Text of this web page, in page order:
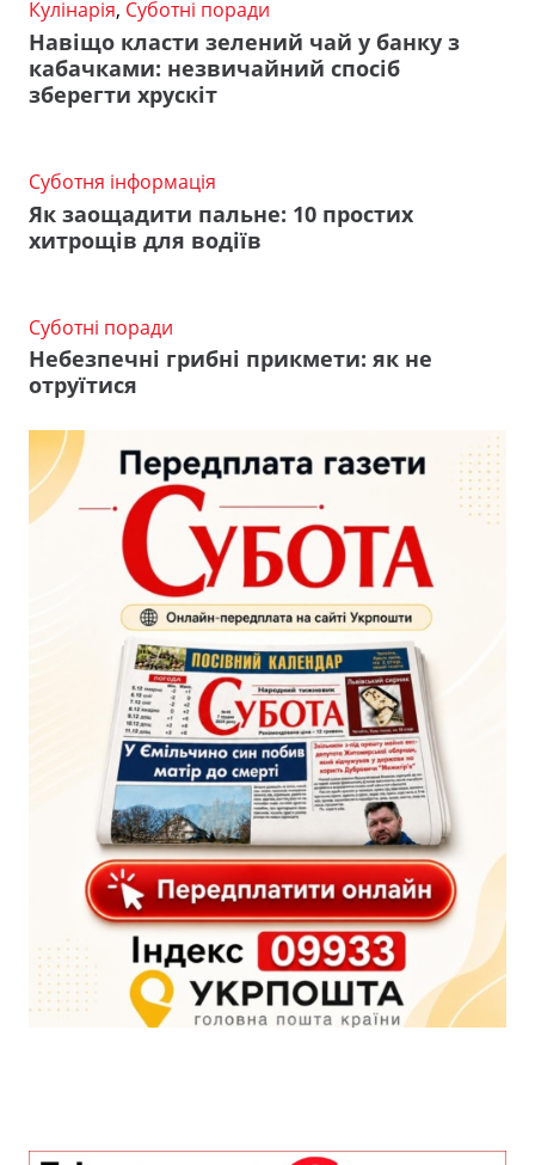
Кулінарія, Суботні поради
Навіщо класти зелений чай у банку з
кабачками: незвичайний спосіб
зберегти хрускіт
Суботня інформація
Як заощадити пальне: 10 простих
хитрощів для водіїв
Суботні поради
Небезпечні грибні прикмети: як не
отруїтися